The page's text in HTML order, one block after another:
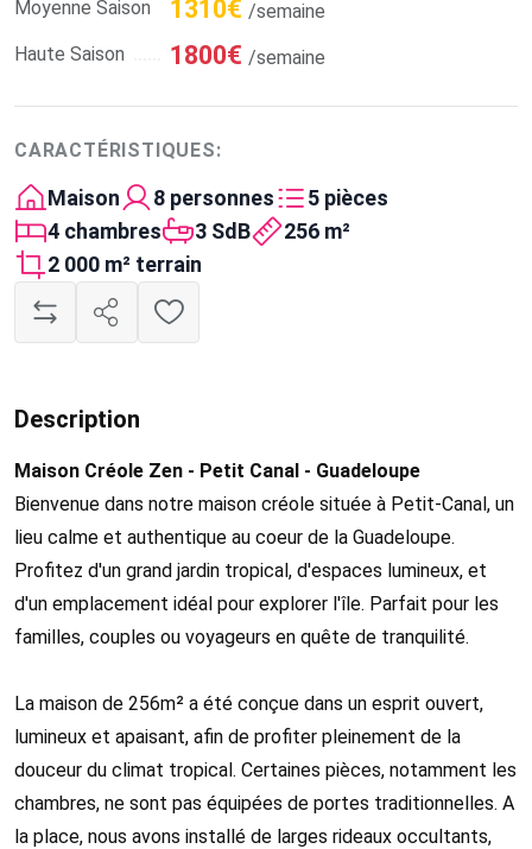
Moyenne Saison
1310€ /semaine
Haute Saison
1800€ /semaine
CARACTÉRISTIQUES:
Maison 8 personnes
5 pièces
4 chambres
3 SdB
256 m²
2 000 m² terrain
Description
Maison Créole Zen - Petit Canal - Guadeloupe
Bienvenue dans notre maison créole située à Petit-Canal, un
lieu calme et authentique au coeur de la Guadeloupe.
Profitez d'un grand jardin tropical, d'espaces lumineux, et
d'un emplacement idéal pour explorer l'île. Parfait pour les
familles, couples ou voyageurs en quête de tranquilité.
La maison de 256m² a été conçue dans un esprit ouvert,
lumineux et apaisant, afin de profiter pleinement de la
douceur du climat tropical. Certaines pièces, notamment les
chambres, ne sont pas équipées de portes traditionnelles. A
la place, nous avons installé de larges rideaux occultants,